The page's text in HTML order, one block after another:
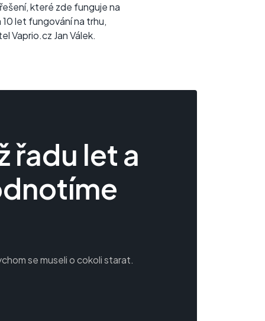
které zde funguje na
let fungování na trhu,
Vaprio.cz Jan Válek.
řadu let a
se museli o cokoli starat.